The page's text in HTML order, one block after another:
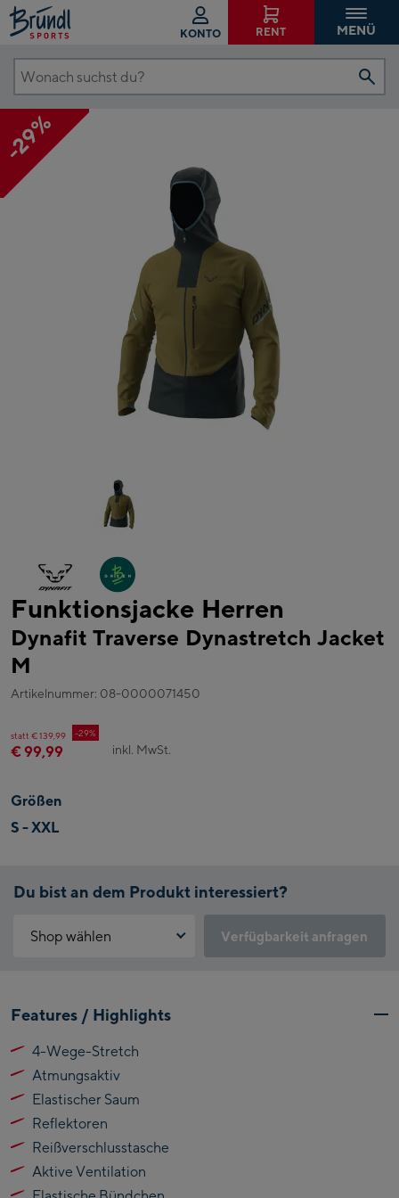
KONTO RENT MENÜ
Wonach
suchst
du?
-29%
Funktionsjacke Herren
Dynafit Traverse Dynastretch Jacket
M
Artikelnummer: 08-0000071450
statt € 139,99 -29%
€ 99,99 inkl. MwSt.
Größen
S - XXL
Du bist an dem Produkt interessiert?
Shop wählen
Flagshipstore Kaprun
Maiskogelbahn
Talstation / Valley
station
Kitzsteinhorn
Alpincenter
(Bergstation / Top
station)
Bikeworld Kaprun
Kaprun Outlet
Verfügbarkeit anfragen
Klicke hierfür einfach auf folgenden Link.
Click & Reserve zulassen
Features / Highlights
4-Wege-Stretch
Atmungsaktiv
Elastischer Saum
Reflektoren
Reißverschlusstasche
Aktive Ventilation